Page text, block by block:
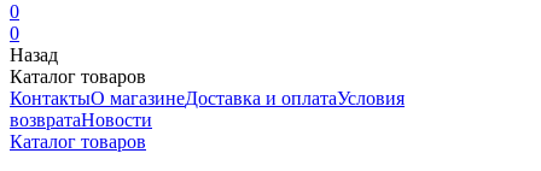
0
0
Назад
Каталог товаров
КонтактыО магазинеДоставка и оплатаУсловия
возвратаНовости
Каталог товаров